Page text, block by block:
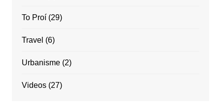
To Proí(29)
Travel (6)
Urbanisme(2)
Videos(27)